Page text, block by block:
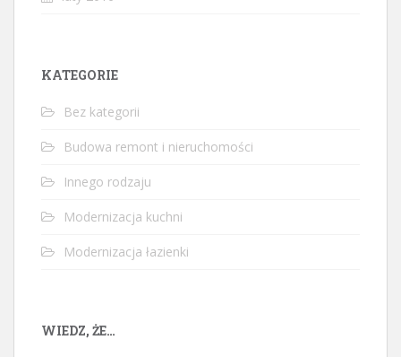
KATEGORIE
Bez kategorii
Budowa remont i nieruchomości
Innego rodzaju
Modernizacja kuchni
Modernizacja łazienki
WIEDZ, ŻE…